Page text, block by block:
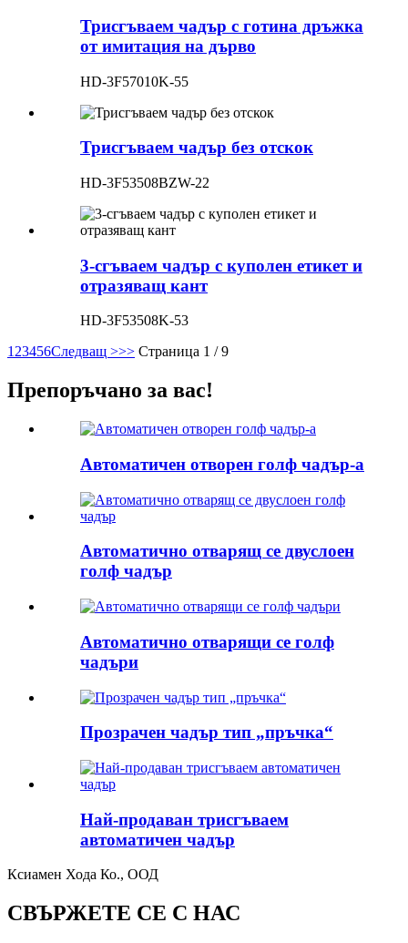
Трисгъваем чадър с готина дръжка
от имитация на дърво
HD-3F57010K-55
Трисгъваем чадър без отскок
HD-3F53508BZW-22
3-сгъваем чадър с куполен етикет и
отразяващ кант
HD-3F53508K-53
1 23456Следващ >>> Страница 1 / 9
Препоръчано за вас!
Автоматичен отворен голф чадър-a
Автоматично отварящ се двуслоен
голф чадър
Автоматично отварящи се голф
чадъри
Прозрачен чадър тип „пръчка“
Най-продаван трисгъваем
автоматичен чадър
Ксиамен Хода Ко., ООД
СВЪРЖЕТЕ СЕ С НАС